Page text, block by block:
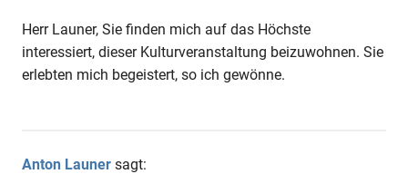
Herr Launer, Sie finden mich auf das Höchste
interessiert, dieser Kulturveranstaltung beizuwohnen. Sie
erlebten mich begeistert, so ich gewönne.
Anton Launer sagt: